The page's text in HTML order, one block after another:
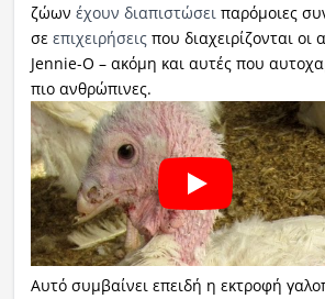
ζώων έχουν διαπιστώσειπαρόμοιες
σε επιχειρήσειςπου διαχειρίζονται οι
Jennie-O – ακόμη και αυτές που
πιο ανθρώπινες.
Αυτό συμβαίνει επειδή η εκτροφή